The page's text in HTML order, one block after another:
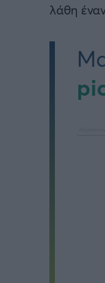
λάθη